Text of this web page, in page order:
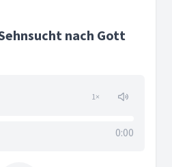
nach Gott
1×
0:00